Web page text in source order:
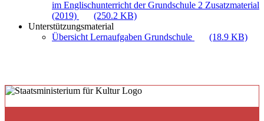
im Englischunterricht der Grundschule 2 Zusatzmaterial
(2019)
(250.2 KB)
Unterstützungsmaterial
Übersicht Lernaufgaben Grundschule
(18.9 KB)